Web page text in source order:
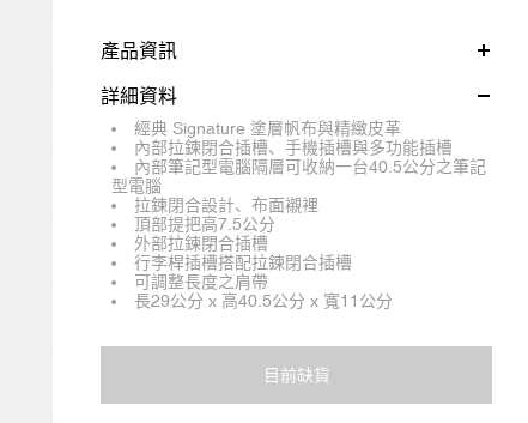
產品資訊
詳細資料
經典 Signature 塗層帆布與精緻皮革
內部拉鍊閉合插槽、手機插槽與多功能插槽
內部筆記型電腦隔層可收納一台40.5公分之筆記
型電腦
拉鍊閉合設計、布面襯裡
頂部提把高7.5公分
外部拉鍊閉合插槽
行李桿插槽搭配拉鍊閉合插槽
可調整長度之肩帶
長29公分 x 高40.5公分 x 寬11公分
目前缺貨